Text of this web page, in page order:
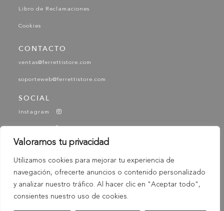
Valoramos tu privacidad
Utilizamos cookies para mejorar tu experiencia de
navegación, ofrecerte anuncios o contenido personalizado
y analizar nuestro tráfico. Al hacer clic en "Aceptar todo",
consientes nuestro uso de cookies.
Libro de Reclamaciones
Cookies
CONTACTO
ventas@ferrettistore.com
soporteweb@ferrettistore.com
SOCIAL
Instagram
YouTube
Tik Tok
-
© 2025 Ferretti - Ferretti Store. Todos los derechos
Reservados